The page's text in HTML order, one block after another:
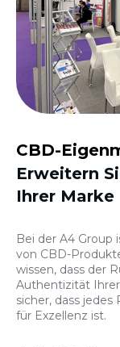
CBD-
Erweitern
Ihrer Marke
Bei der A4 Group
von CBD-
wissen, dass der
Authentizität
sicher, dass
für Exzellenz ist.